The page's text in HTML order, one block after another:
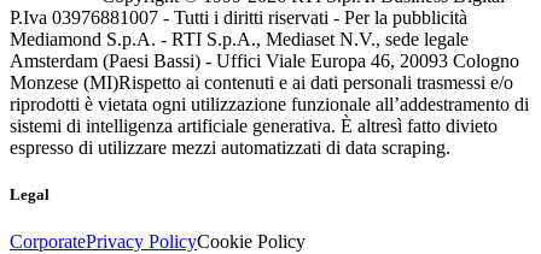
P.Iva 03976881007 - Tutti i diritti riservati - Per la pubblicità
Mediamond S.p.A. - RTI S.p.A., Mediaset N.V., sede legale
Amsterdam (Paesi Bassi) - Uffici Viale Europa 46, 20093 Cologno
Monzese (MI)Rispetto ai contenuti e ai dati personali trasmessi e/o
riprodotti è vietata ogni utilizzazione funzionale all’addestramento di
sistemi di intelligenza artificiale generativa. È altresì fatto divieto
espresso di utilizzare mezzi automatizzati di data scraping.
Legal
CorporatePrivacy PolicyCookie Policy